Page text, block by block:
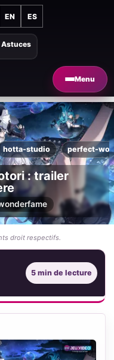
EN ES
Menu
Astuces
hotta-studio perfect-
: trailer
droit respectifs.
5 min de lecture